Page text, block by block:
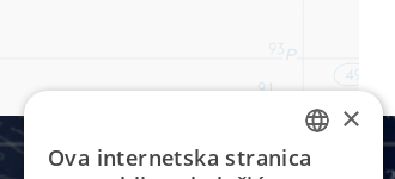
CROATIAN
×
Ova internetska stranica